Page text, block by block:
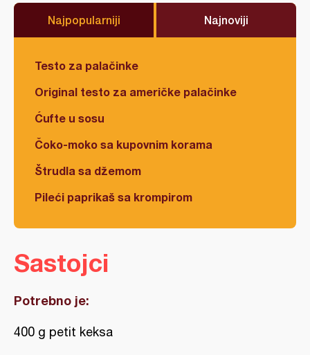
Najpopularniji Najnoviji
Testo za palačinke
Original testo za američke palačinke
Ćufte u sosu
Čoko-moko sa kupovnim korama
Štrudla sa džemom
Pileći paprikaš sa krompirom
Sastojci
Potrebno je:
400 g petit keksa